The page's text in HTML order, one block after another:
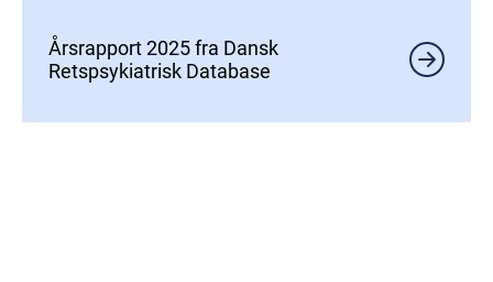
Årsrapport 2025 fra Dansk
Retspsykiatrisk Database